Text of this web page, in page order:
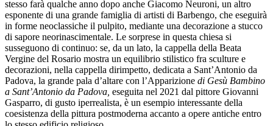
stesso farà qualche anno dopo anche Giacomo Neuroni, un altro
esponente di una grande famiglia di artisti di Barbengo, che eseguirà
in forme neoclassiche il pulpito, mediante una decorazione a stucco
di sapore neorinascimentale. Le sorprese in questa chiesa si
susseguono di continuo: se, da un lato, la cappella della Beata
Vergine del Rosario mostra un equilibrio stilistico fra sculture e
decorazioni, nella cappella dirimpetto, dedicata a Sant’Antonio da
Padova, la grande pala d’altare con l’Apparizione di Gesù Bambino
a Sant’Antonio da Padova, eseguita nel 2021 dal pittore Giovanni
Gasparro, di gusto iperrealista, è un esempio interessante della
coesistenza della pittura postmoderna accanto a opere antiche entro